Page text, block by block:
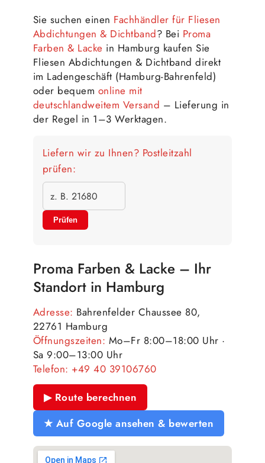
Sie suchen einen Fachhändler für Fliesen
Abdichtungen & Dichtband? Bei Proma
Farben & Lacke in Hamburg kaufen Sie
Fliesen Abdichtungen & Dichtband direkt
im Ladengeschäft (Hamburg-Bahrenfeld)
oder bequem online mit
deutschlandweitem Versand – Lieferung in
der Regel in 1–3 Werktagen.
Liefern wir zu Ihnen? Postleitzahl
prüfen:
Prüfen
Proma Farben & Lacke – Ihr
Standort in Hamburg
Adresse: Bahrenfelder Chaussee 80,
22761 Hamburg
Öffnungszeiten: Mo–Fr 8:00–18:00 Uhr ·
Sa 9:00–13:00 Uhr
Telefon: +49 40 39106760
▶ Route berechnen
★ Auf Google ansehen & bewerten